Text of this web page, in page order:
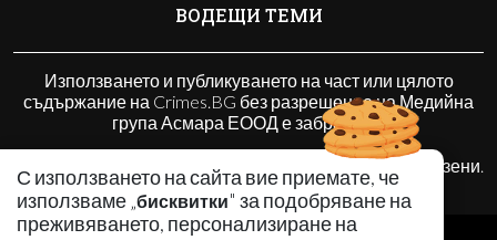
С използването на сайта вие приемате, че
използваме „бисквитки" за подобряване на
преживяването, персонализиране на
ВОДЕЩИ ТЕМИ
Използването и публикуването на част или цялото
съдържание на Crimes.BG без разрешение на Медийна
група Асмара ЕООД е забранено.
© 2010 - 2026 | Crimes.BG. Всички права запазени.
РЕКЛАМА